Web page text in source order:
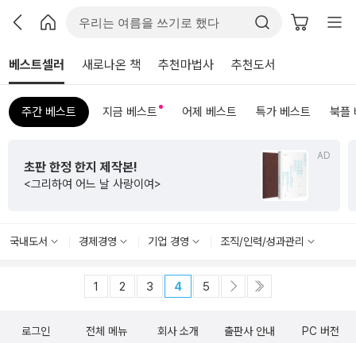
베스트셀러 새로나온 책 추천마법사 추천도서
주간 베스트 지금 베스트 어제 베스트 특가 베스트 북플
AD
초판 한정 한지 제작본!
<그리하여 어느 날 사랑이여>
국내도서 경제경영 기업 경영 조직/인력/성과관리
1 2 3 4 5
로그인 전체 메뉴 회사 소개 출판사 안내 PC 버전